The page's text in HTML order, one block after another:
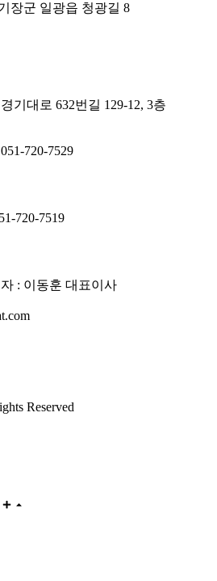
장군 일광읍 청광길 8
기대로 632번길 129-12, 3층
720-7529
720-7519
: 이동훈 대표이사
Reserved